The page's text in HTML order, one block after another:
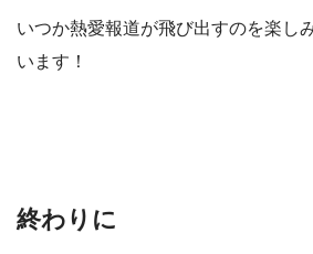
いつか熱愛報道が飛び出すのを楽し
います！
終わりに